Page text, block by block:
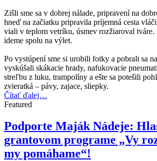
Zišli sme sa v dobrej nálade, pripravení na
hneď na začiatku pripravila príjemná cesta
viali v teplom vetríku, úsmev rozžiaroval tváre.
ideme spolu na výlet.
Po vystúpení sme si urobili fotky a pobrali sa
vyskúšali skákacie hrady, nafukovacie
streľbu z luku, trampolíny a ešte sa potešili
zvieratká – pávy, zajace, sliepky.
Čítať ďalej…
Featured
Podporte Maják Nádeje:
grantovom programe „Vy
my pomáhame“!